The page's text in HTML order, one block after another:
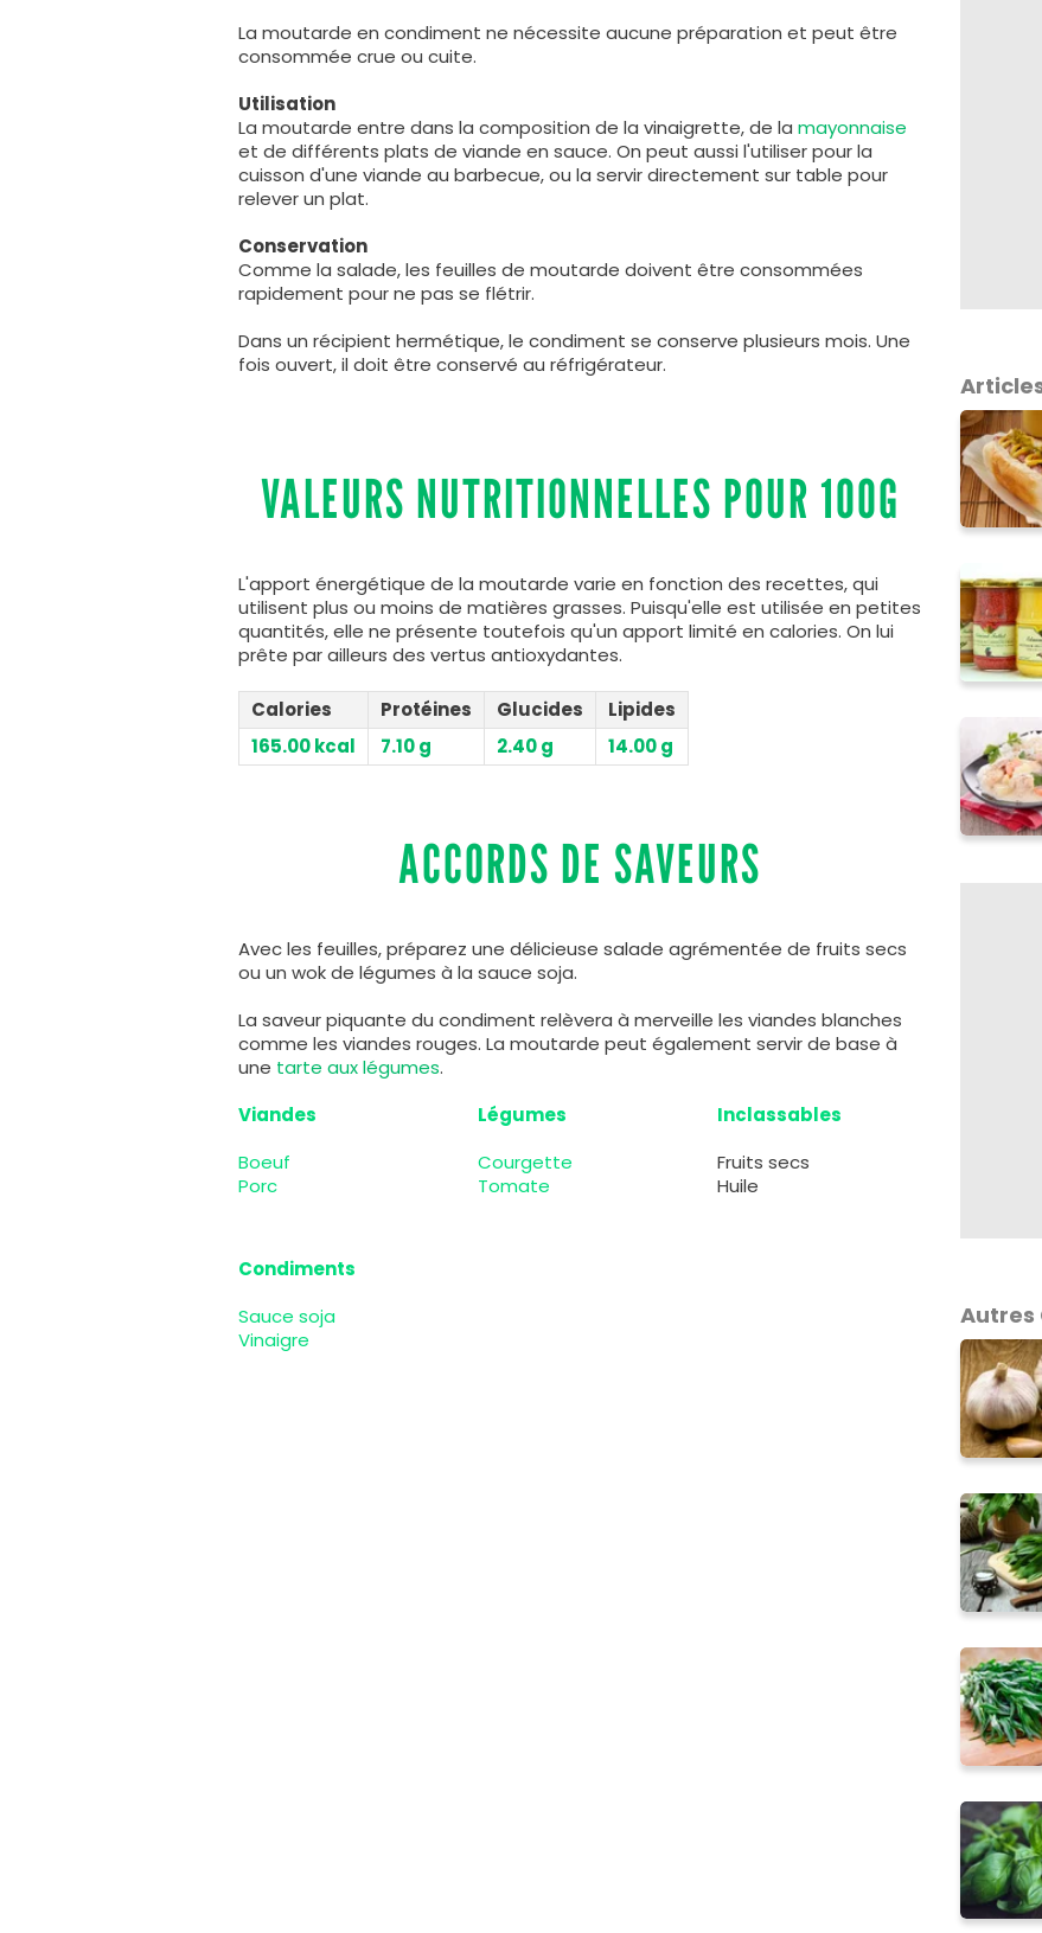
La moutarde en condiment ne nécessite aucune préparation et peut être
consommée crue ou cuite.
Utilisation
La moutarde entre dans la composition de la vinaigrette, de lamayonnaise
et de différents plats de viande en sauce. On peut aussi l'utiliser pour la
cuisson d'une viande au barbecue, ou la servir directement sur table pour
relever un plat.
Conservation
Comme la salade, les feuilles de moutarde doivent être consommées
rapidement pour ne pas se flétrir.
Dans un récipient hermétique, le condiment se conserve plusieurs mois. Une
fois ouvert, il doit être conservé au réfrigérateur.
VALEURS NUTRITIONNELLES POUR 100G
L'apport énergétique de la moutarde varie en fonction des recettes, qui
utilisent plus ou moins de matières grasses. Puisqu'elle est utilisée en petites
quantités, elle ne présente toutefois qu'un apport limité en calories. On lui
prête par ailleurs des vertus antioxydantes.
Calories Protéines Glucides
Lipides
165.00 kcal
7.10 g 2.40 g 14.00 g
ACCORDS DE SAVEURS
Avec les feuilles, préparez une délicieuse salade agrémentée de fruits secs
ou un wok de légumes à la sauce soja.
La saveur piquante du condiment relèvera à merveille les viandes blanches
comme les viandes rouges. La moutarde peut également servir de base à
une tarte aux légumes.
Viandes
Boeuf
Porc
Légumes
Courgette
Tomate
Inclassables
Fruits secs
Huile
Condiments
Sauce soja
Vinaigre
Autres